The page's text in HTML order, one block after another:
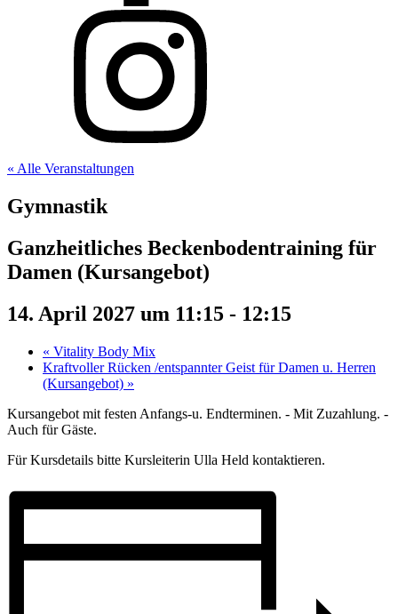
« Alle Veranstaltungen
Gymnastik
Ganzheitliches Beckenbodentraining für
Damen (Kursangebot)
14. April 2027 um 11:15 - 12:15
« Vitality Body Mix
Kraftvoller Rücken /entspannter Geist für Damen u. Herren
(Kursangebot) »
Kursangebot mit festen Anfangs-u. Endterminen. - Mit Zuzahlung. -
Auch für Gäste.
Für Kursdetails bitte Kursleiterin Ulla Held kontaktieren.